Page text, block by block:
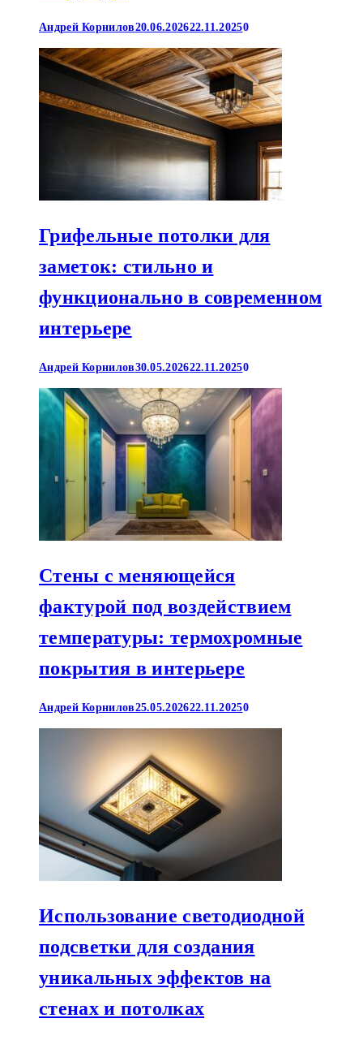
Андрей Корнилов20.06.202622.11.20250
Грифельные потолки для
заметок: стильно и
функционально в современном
интерьере
Андрей Корнилов30.05.202622.11.20250
Стены с меняющейся
фактурой под воздействием
температуры: термохромные
покрытия в интерьере
Андрей Корнилов25.05.202622.11.20250
Использование светодиодной
подсветки для создания
уникальных эффектов на
стенах и потолках